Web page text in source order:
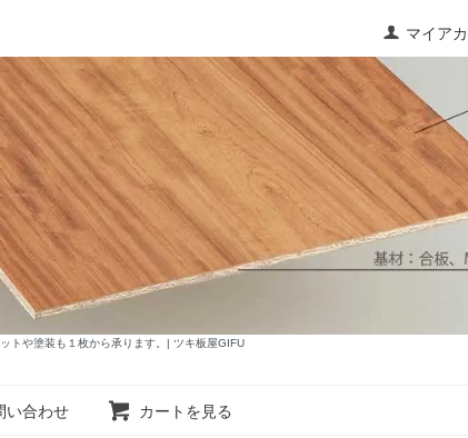
マイア
トや塗装も１枚から承ります。| ツキ板屋GIFU
い合わせ カートを見る